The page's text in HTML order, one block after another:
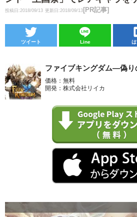
投稿日:2018/09/13 更新日:2018/09/13 [PR記事]
ツイート Line
ファイブキングダム―偽
価格：無料
開発：株式会社リイカ